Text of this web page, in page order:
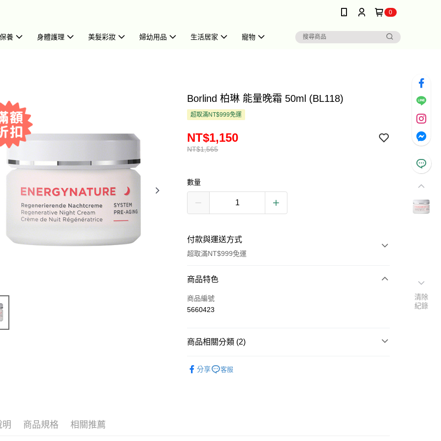
0
養 身體護理 美髮彩妝 婦幼用品 生活居家 寵物
Borlind 柏琳 能量晚霜 50ml (BL118)
超取滿NT$999免運
NT$1,565
NT$1,150
數量
付款與運送方式
超取滿NT$999免運
付款方式
信用卡一次付款
街口支付
商品特色
商品編號
5660423
商品相關分類 (2)
分享 客服
明 商品規格 相關推薦
清除
紀錄